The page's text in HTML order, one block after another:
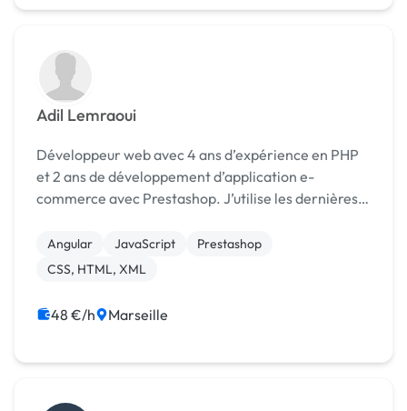
Adil Lemraoui
Développeur web avec 4 ans d’expérience en PHP
et 2 ans de développement d’application e-
commerce avec Prestashop. J’utilise les dernières
développement dans mes applications, Les
technologies utilisées en...
Angular JavaScript
Prestashop
CSS, HTML, XML
48 €/h Marseille